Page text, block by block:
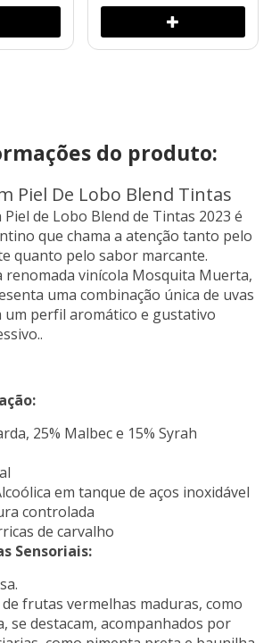
do produto:
Piel De Lobo Blend Tintas
de Lobo Blend de Tintas 2023 é
que chama a atenção tanto pelo
quanto pelo sabor marcante.
renomada vinícola Mosquita Muerta,
uma combinação única de uvas
um perfil aromático e gustativo
25% Malbec e 15% Syrah
em tanque de aços inoxidável
controlada
de carvalho
Sensoriais:
frutas vermelhas maduras, como
se destacam, acompanhados por